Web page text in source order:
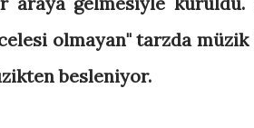
olmayan" tarzda
besleniyor.